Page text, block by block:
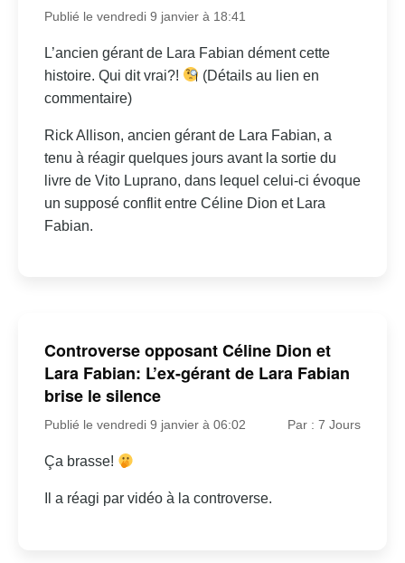
Publié le vendredi 9 janvier à 18:41
L’ancien gérant de Lara Fabian dément cette
histoire. Qui dit vrai?!
(Détails au lien en
commentaire)
Rick Allison, ancien gérant de Lara Fabian, a
tenu à réagir quelques jours avant la sortie du
livre de Vito Luprano, dans lequel celui-ci évoque
un supposé conflit entre Céline Dion et Lara
Fabian.
Controverse opposant Céline Dion et
Lara Fabian: L’ex-gérant de Lara Fabian
brise le silence
Publié le vendredi 9 janvier à 06:02 Par : 7 Jours
Ça brasse!
Il a réagi par vidéo à la controverse.